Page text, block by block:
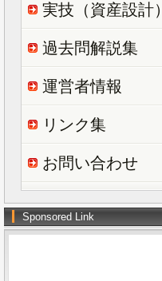
実技（資産設計）
過去問解説集
運営者情報
リンク集
お問い合わせ
Sponsored Link